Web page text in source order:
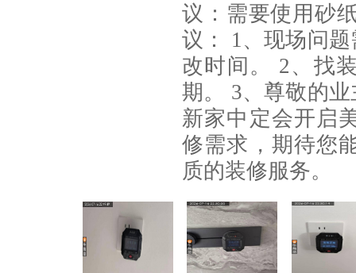
议：需要使用砂
议： 1、现场问
改时间。 2、找
期。 3、尊敬的
新家中定会开启
修需求，期待您
质的装修服务。